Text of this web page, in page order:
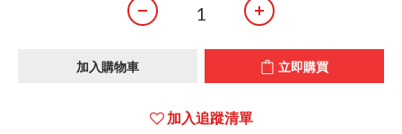
加入購物車 立即購買
加入追蹤清單